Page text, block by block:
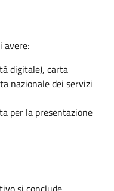
avere:
digitale), carta
nazionale dei servizi
per la presentazione